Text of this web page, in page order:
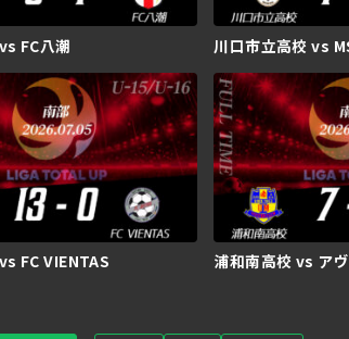
FC八潮 川口市立高校 vs
FC VIENTAS 浦和南高校 vs ア